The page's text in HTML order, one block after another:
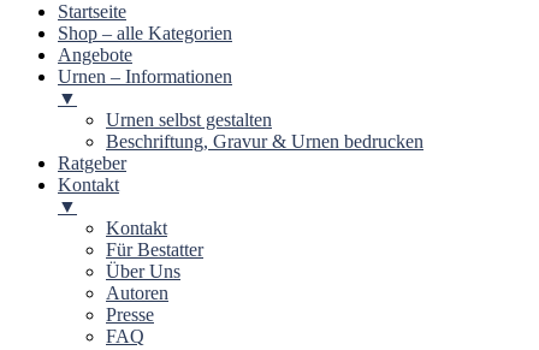
Startseite
Shop – alle Kategorien
Angebote
Urnen – Informationen
▼
Urnen selbst gestalten
Beschriftung, Gravur & Urnen bedrucken
Ratgeber
Kontakt
▼
Kontakt
Für Bestatter
Über Uns
Autoren
Presse
FAQ